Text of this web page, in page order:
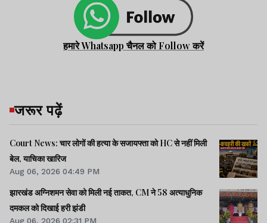
हमारे Whatsapp चैनल को Follow करें
जरूर पढ़ें
Court News: चार लोगों की हत्या के सजायफ्ता को HC से नहीं मिली
बेल, याचिका खारिज
Aug 06, 2026 04:49 PM
झारखंड अग्निशमन सेवा को मिली नई ताकत, CM ने 58 अत्याधुनिक
दमकल को दिखाई हरी झंडी
Aug 06, 2026 02:31 PM